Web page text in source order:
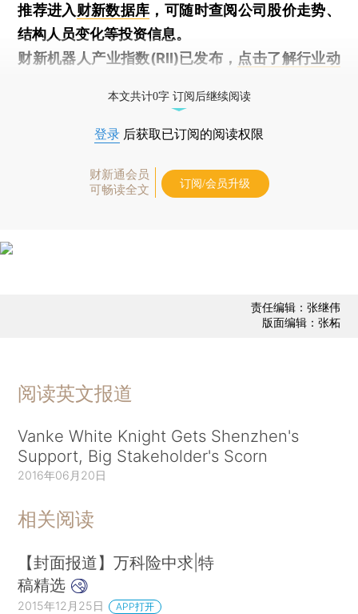
推荐进入财新数据库 ，可随时查阅公司股价走势、
结构人员变化等投资信息。
财新机器人产业指数(RII)已发布， 点击了解行业动
本文共计0字 订阅后继续阅读
登录 后获取已订阅的阅读权限
财新通会员
可畅读全文
订阅/会员升级
责任编辑：张继伟
版面编辑：张柘
阅读英文报道
Vanke White Knight Gets Shenzhen's
Support, Big Stakeholder's Scorn
2016年06月20日
相关阅读
【封面报道】万科险中求|特
稿精选
2015年12月25日 APP打开